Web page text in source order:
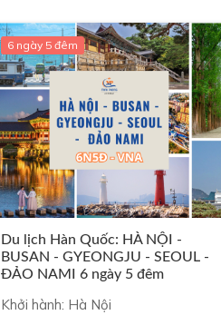
6 ngày 5 đêm
Du lịch Hàn Quốc: HÀ NỘI -
BUSAN - GYEONGJU - SEOUL -
ĐẢO NAMI 6 ngày 5 đêm
Khởi hành: Hà Nội